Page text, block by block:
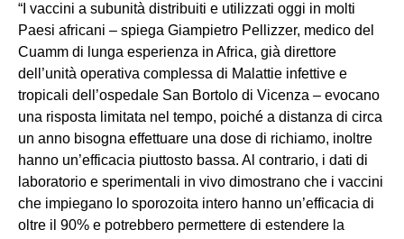
“I vaccini a subunità distribuiti e utilizzati oggi in molti
Paesi africani – spiega Giampietro Pellizzer, medico del
Cuamm di lunga esperienza in Africa, già direttore
dell’unità operativa complessa di Malattie infettive e
tropicali dell’ospedale San Bortolo di Vicenza – evocano
una risposta limitata nel tempo, poiché a distanza di circa
un anno bisogna effettuare una dose di richiamo, inoltre
hanno un’efficacia piuttosto bassa. Al contrario, i dati di
laboratorio e sperimentali in vivo dimostrano che i vaccini
che impiegano lo sporozoita intero hanno un’efficacia di
oltre il 90% e potrebbero permettere di estendere la